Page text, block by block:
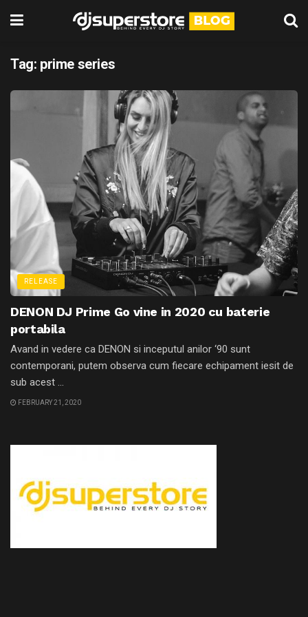
Tag: prime series
RELEASE
DENON DJ Prime Go vine in 2020 cu baterie
portabila
Avand in vedere ca DENON si inceputul anilor ‘90 sunt
contemporani, putem observa cum fiecare echipament iesit de
sub acest ...
FEBRUARY 21, 2020